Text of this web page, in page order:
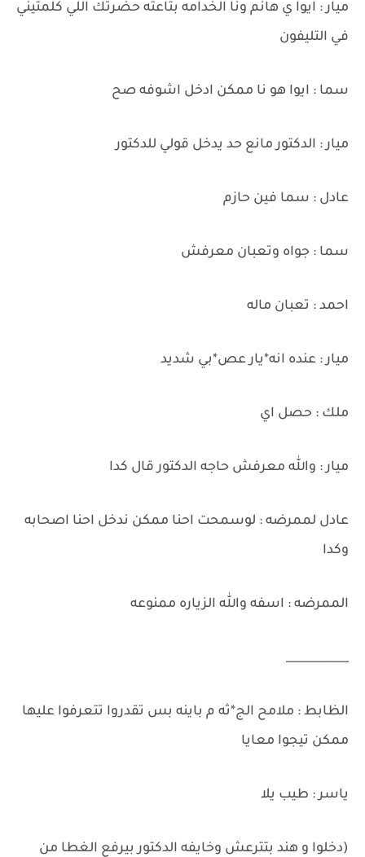
ميار : ايوا ي هانم ونا الخدامه بتاعته حضرتك اللي كلمتيني
في التليفون
سما : ايوا هو نا ممكن ادخل اشوفه صح
ميار : الدكتور مانع حد يدخل قولي للدكتور
عادل : سما فين حازم
سما : جواه وتعبان معرفش
احمد : تعبان ماله
ميار : عنده انه*يار عص*بي شديد
ملك : حصل اي
ميار : والله معرفش حاجه الدكتور قال كدا
عادل لممرضه : لوسمحت احنا ممكن ندخل احنا اصحابه
وكدا
الممرضه : اسفه والله الزياره ممنوعه
___________
الظابط : ملامح الج*ثه م باينه بس تقدروا تتعرفوا عليها
ممكن تيجوا معايا
ياسر : طيب يلا
(دخلوا و هند بتترعش وخايفه الدكتور بيرفع الغطا من